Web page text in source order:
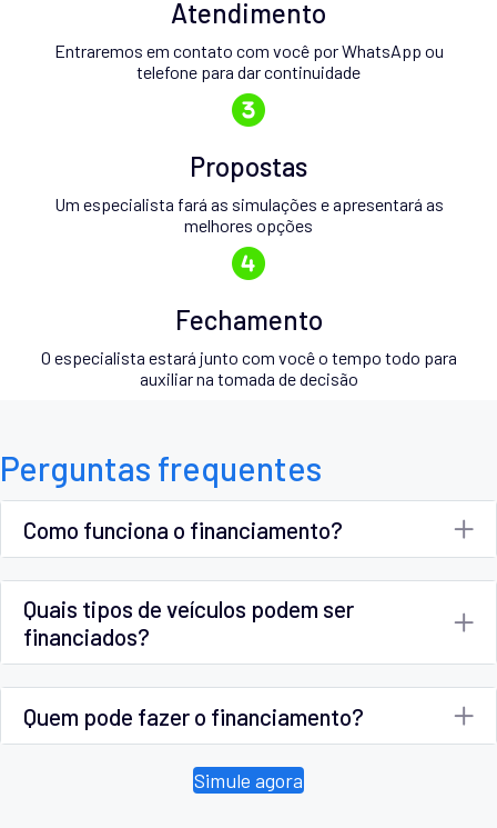
Atendimento
Entraremos em contato com você por WhatsApp ou
telefone para dar continuidade
Propostas
Um especialista fará as simulações e apresentará as
melhores opções
Fechamento
O especialista estará junto com você o tempo todo para
auxiliar na tomada de decisão
Perguntas frequentes
Como funciona o financiamento?
Quais tipos de veículos podem ser
financiados?
Quem pode fazer o financiamento?
Simule agora